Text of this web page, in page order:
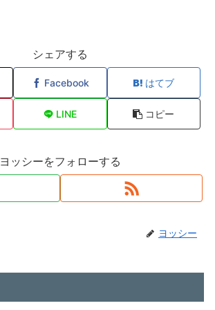
シェアする
Facebook はてブ
LINE コピー
ヨッシーをフォローする
ヨッシー